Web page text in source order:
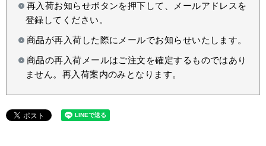
再入荷お知らせボタンを押下して、メールアドレスを
登録してください。
商品が再入荷した際にメールでお知らせいたします。
商品の再入荷メールはご注文を確定するものではあり
ません。再入荷案内のみとなります。